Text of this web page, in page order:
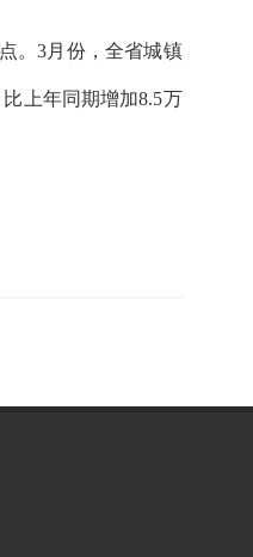
。3月份，全省城镇
上年同期增加8.5万